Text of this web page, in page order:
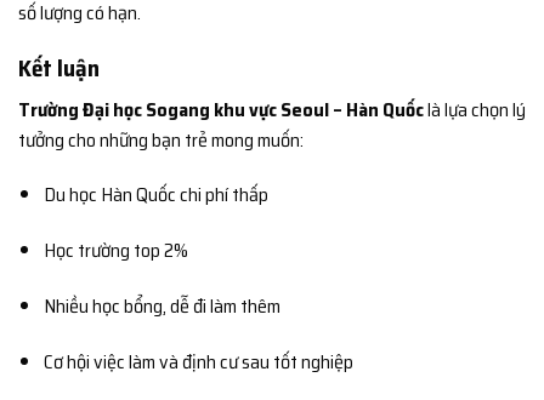
số lượng có hạn.
Kết luận
Trường Đại học Sogang khu vực Seoul – Hàn Quốclà lựa chọn lý
tưởng cho những bạn trẻ mong muốn:
Du học Hàn Quốc chi phí thấp
Học trường top 2%
Nhiều học bổng, dễ đi làm thêm
Cơ hội việc làm và định cư sau tốt nghiệp